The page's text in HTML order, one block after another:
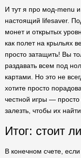
И тут я про мод-menu
настоящий lifesaver.
монет и открытых
как полет на крыльях
просто затащить! Вы
раздавать всем под
картами. Но это не
хотите просто
честной игры —
залезть, чтобы их найти.
Итог: стоит
В конечном счете,